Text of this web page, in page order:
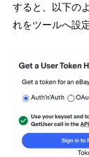
すると、以下の
れをツールへ設